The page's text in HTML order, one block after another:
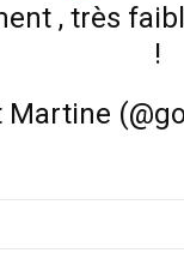
, très
!
Martine